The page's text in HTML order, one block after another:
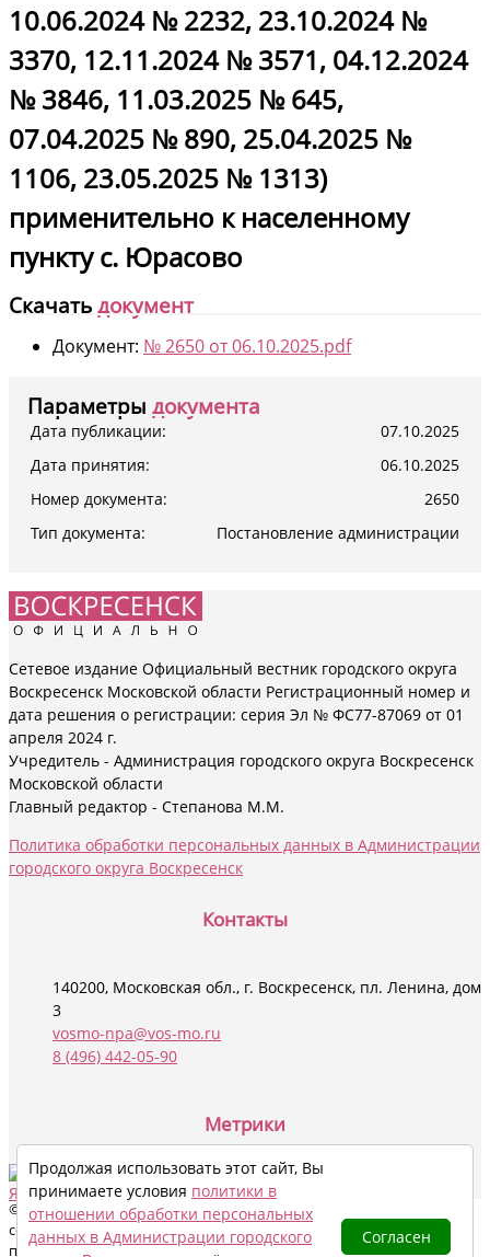
10.06.2024 № 2232, 23.10.2024 №
3370, 12.11.2024 № 3571, 04.12.2024
№ 3846, 11.03.2025 № 645,
07.04.2025 № 890, 25.04.2025 №
1106, 23.05.2025 № 1313)
применительно к населенному
пункту с. Юрасово
Скачатьдокумент
Документ: № 2650 от 06.10.2025.pdf
Параметры документа
Дата публикации:
07.10.2025
Дата принятия:
06.10.2025
Номер документа:
2650
Тип документа:
Постановление администрации
Сетевое издание Официальный вестник городского округа
Воскресенск Московской области Регистрационный номер и
дата решения о регистрации: серия Эл № ФС77-87069 от 01
апреля 2024 г.
Учредитель - Администрация городского округа Воскресенск
Московской области
Главный редактор - Степанова М.М.
Политика обработки персональных данных в Администрации
городского округа Воскресенск
Контакты
140200, Московская обл., г. Воскресенск, пл. Ленина, дом
3
vosmo-npa@vos-mo.ru
8 (496) 442-05-90
Метрики
© 2024 - 2026 Все права на материалы данного сайта охраняются в
соответствии с законодательством РФ, в том числе, об авторском
праве и смежных правах. При цитировании электронными
Продолжая использовать этот сайт, Вы
принимаете условия политики в
отношении обработки персональных
данных в Администрации городского
Согласен